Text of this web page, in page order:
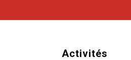
Activités